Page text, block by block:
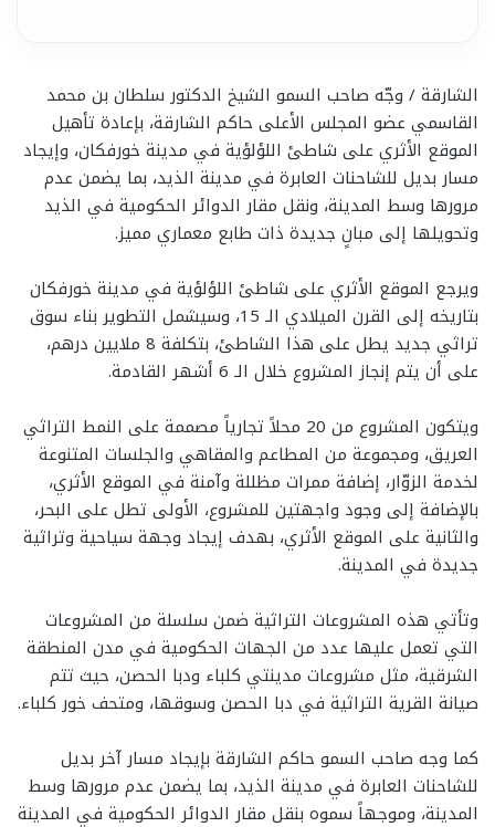
الشارقة / وجّه صاحب السمو الشيخ الدكتور سلطان بن محمد
القاسمي عضو المجلس الأعلى حاكم الشارقة، بإعادة تأهيل
الموقع الأثري على شاطئ اللؤلؤية في مدينة خورفكان، وإيجاد
مسار بديل للشاحنات العابرة في مدينة الذيد، بما يضمن عدم
مرورها وسط المدينة، ونقل مقار الدوائر الحكومية في الذيد
وتحويلها إلى مبانٍ جديدة ذات طابع معماري مميز.
ويرجع الموقع الأثري على شاطئ اللؤلؤية في مدينة خورفكان
بتاريخه إلى القرن الميلادي الـ 15، وسيشمل التطوير بناء سوق
تراثي جديد يطل على هذا الشاطئ، بتكلفة 8 ملايين درهم،
على أن يتم إنجاز المشروع خلال الـ 6 أشهر القادمة.
ويتكون المشروع من 20 محلاً تجارياً مصممة على النمط التراثي
العريق، ومجموعة من المطاعم والمقاهي والجلسات المتنوعة
لخدمة الزوّار، إضافة ممرات مظللة وآمنة في الموقع الأثري،
بالإضافة إلى وجود واجهتين للمشروع، الأولى تطل على البحر،
والثانية على الموقع الأثري، بهدف إيجاد وجهة سياحية وتراثية
جديدة في المدينة.
وتأتي هذه المشروعات التراثية ضمن سلسلة من المشروعات
التي تعمل عليها عدد من الجهات الحكومية في مدن المنطقة
الشرقية، مثل مشروعات مدينتي كلباء ودبا الحصن، حيث تتم
صيانة القرية التراثية في دبا الحصن وسوقها، ومتحف خور كلباء.
كما وجه صاحب السمو حاكم الشارقة بإيجاد مسار آخر بديل
للشاحنات العابرة في مدينة الذيد، بما يضمن عدم مرورها وسط
المدينة، وموجهاً سموه بنقل مقار الدوائر الحكومية في المدينة